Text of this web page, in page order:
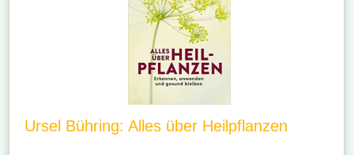
Ursel Bühring: Alles über Heilpflanzen